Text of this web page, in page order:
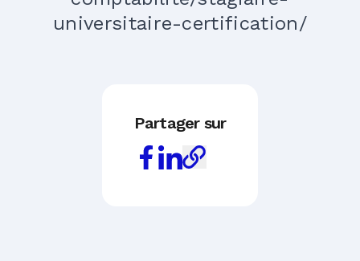
universitaire-certification/
Partager sur